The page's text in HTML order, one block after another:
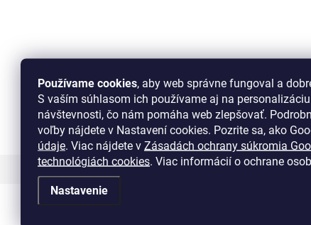
Používame cookies, aby web správne fungoval a
S vaším súhlasom ich používame aj na
návštevnosti, čo nám pomáha web zlepšovať.
voľby nájdete v Nastavení cookies. Pozrite sa, ako
údaje. Viac nájdete v Zásadách ochrany súkromia
technológiách cookies. Viac informácií o ochrane
Nastavenie
2 kamenné predajne
OC Avion Bratislava, OC Optima Košice
Osobný